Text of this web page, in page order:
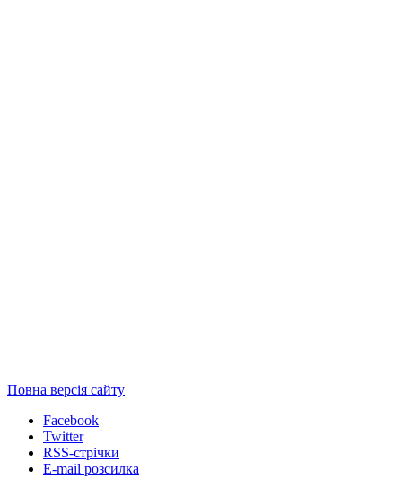
Повна версія сайту
Facebook
Twitter
RSS-стрічки
E-mail розсилка